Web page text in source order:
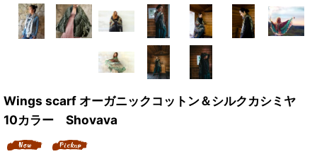
Wings scarf オーガニックコットン＆シルクカシミヤ
10カラー Shovava